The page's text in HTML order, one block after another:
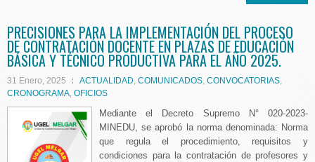
PRECISIONES PARA LA IMPLEMENTACIÓN DEL PROCESO
DE CONTRATACIÓN DOCENTE EN PLAZAS DE EDUCACIÓN
BÁSICA Y TÉCNICO PRODUCTIVA PARA EL AÑO 2025.
31 Enero, 2025 ACTUALIDAD, COMUNICADOS, CONVOCATORIAS,
CRONOGRAMA, OFICIOS
Mediante el Decreto Supremo N° 020-2023-
MINEDU, se aprobó la norma denominada: Norma
que regula el procedimiento, requisitos y
condiciones para la contratación de profesores y